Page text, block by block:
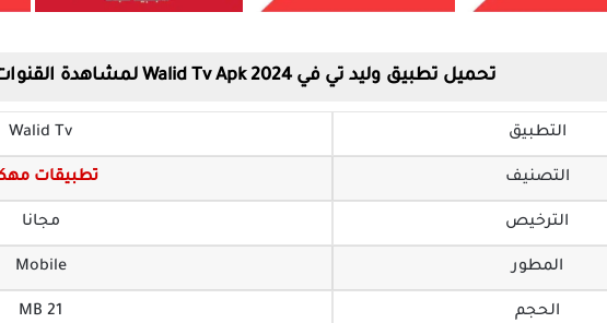
تحميل تطبيق وليد تي في Walid Tv Apk 2024 لمشاهدة القنوات
التطبيق Walid Tv
التصنيف تطبيقات
الترخيص مجانا
المطور Mobile
الحجم 21 MB